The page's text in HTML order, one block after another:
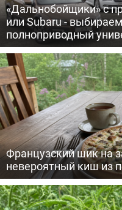
«Дальнобойщики» с
или Subaru -
полноприводный
Французский шик на
невероятный киш из